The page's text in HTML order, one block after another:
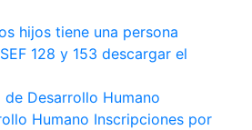
hijos tiene una persona
128 y 153 descargar el
de Desarrollo Humano
Humano Inscripciones por